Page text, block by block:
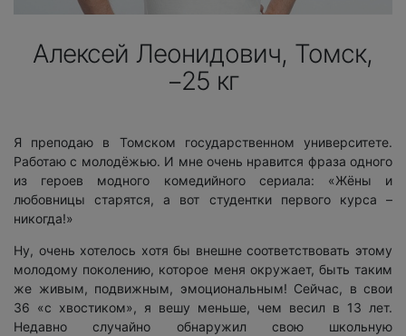
Алексей Леонидович, Томск,
−25 кг
Я преподаю в Томском государственном университете.
Работаю с молодёжью. И мне очень нравится фраза одного
из героев модного комедийного сериала: «Жёны и
любовницы старятся, а вот студентки первого курса –
никогда!»
Ну, очень хотелось хотя бы внешне соответствовать этому
молодому поколению, которое меня окружает, быть таким
же живым, подвижным, эмоциональным! Сейчас, в свои
36 «с хвостиком», я вешу меньше, чем весил в 13 лет.
Недавно случайно обнаружил свою школьную